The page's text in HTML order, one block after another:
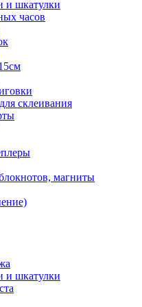
и шкатулки
часов
склеивания
магниты
и шкатулки